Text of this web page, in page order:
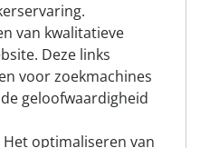
van kwalitatieve
Deze links
voor zoekmachines
geloofwaardigheid
optimaliseren van